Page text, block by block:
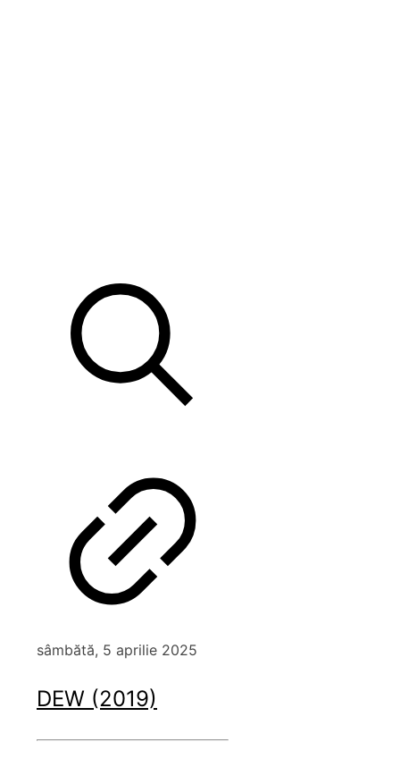
sâmbătă, 5 aprilie 2025
DEW (2019)